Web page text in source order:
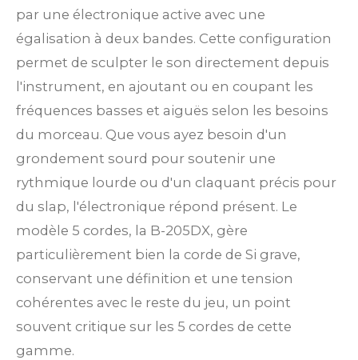
par une électronique active avec une
égalisation à deux bandes. Cette configuration
permet de sculpter le son directement depuis
l'instrument, en ajoutant ou en coupant les
fréquences basses et aiguës selon les besoins
du morceau. Que vous ayez besoin d'un
grondement sourd pour soutenir une
rythmique lourde ou d'un claquant précis pour
du slap, l'électronique répond présent. Le
modèle 5 cordes, la B-205DX, gère
particulièrement bien la corde de Si grave,
conservant une définition et une tension
cohérentes avec le reste du jeu, un point
souvent critique sur les 5 cordes de cette
gamme.